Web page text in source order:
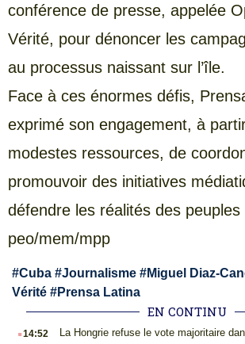
conférence de presse, appelée
Vérité, pour dénoncer les
au processus naissant sur l’île.
Face à ces énormes défis,
exprimé son engagement, à
modestes ressources, de
promouvoir des initiatives
défendre les réalités des peuples
peo/mem/mpp
#Cuba #Journalisme #Miguel Diaz-
Vérité #Prensa Latina
EN CONTINU
.14:52 La Hongrie refuse le vote majoritaire